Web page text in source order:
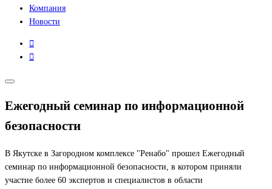
Компания
Новости
Ежегодный семинар по информационной
безопасности
В Якутске в Загородном комплексе "Ренабо" прошел Ежегодный
семинар по информационной безопасности, в котором приняли
участие более 60 экспертов и специалистов в области